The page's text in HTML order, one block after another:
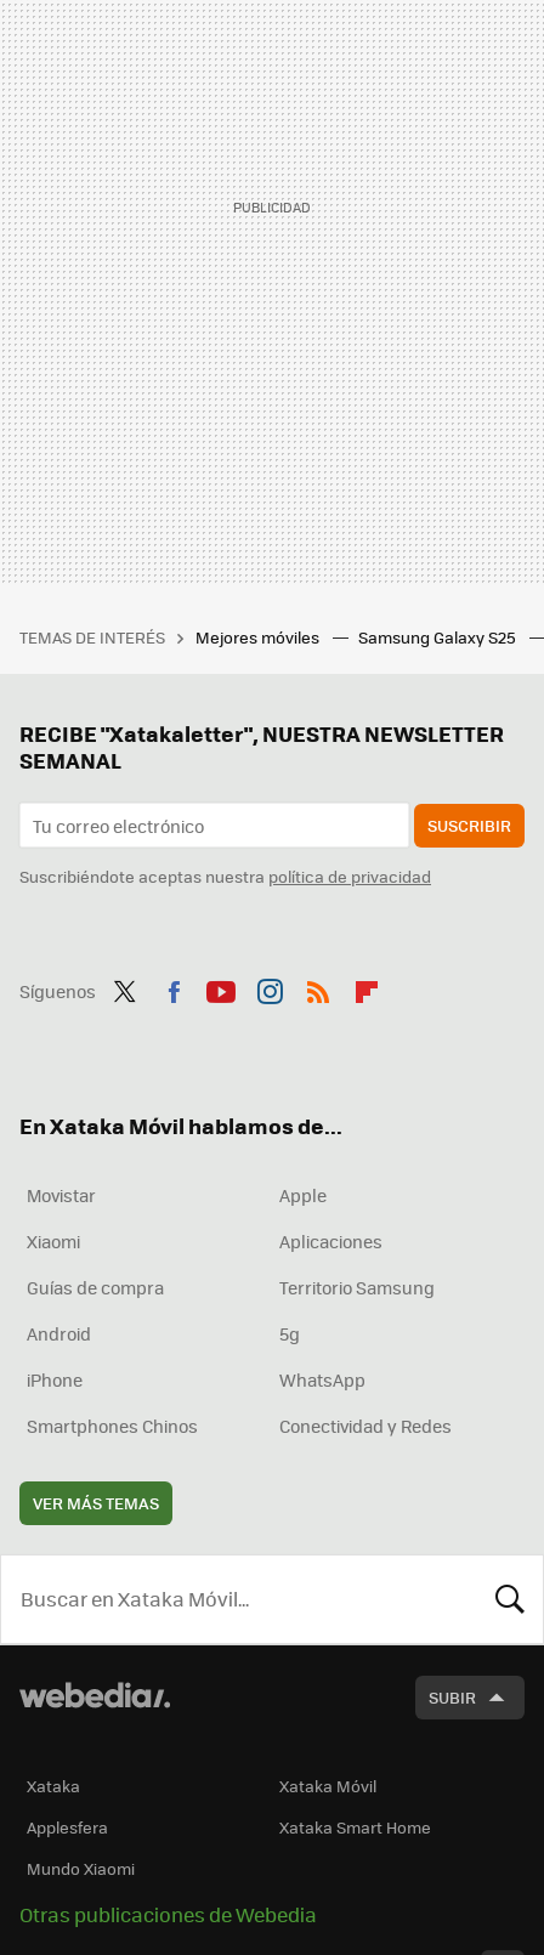
TEMAS DE INTERÉS Mejores móviles Samsung Galaxy S25
RECIBE "Xatakaletter", NUESTRA NEWSLETTER
SEMANAL
SUSCRIBIR
Suscribiéndote aceptas nuestra política de privacidad
Síguenos
En Xataka Móvil hablamos de...
Movistar
Apple
Xiaomi
Aplicaciones
Guías de compra
Territorio Samsung
Android
5g
iPhone
WhatsApp
Smartphones Chinos
Conectividad y Redes
VER MÁS TEMAS
SUBIR
Xataka
Xataka Móvil
Applesfera
Xataka Smart Home
Mundo Xiaomi
Otras publicaciones de Webedia